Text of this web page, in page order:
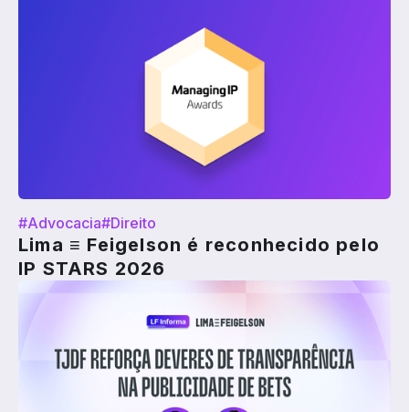
#Advocacia#Direito
Lima ≡ Feigelson é reconhecido pelo
IP STARS 2026